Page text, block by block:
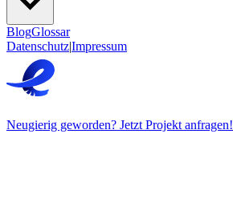
BlogGlossar
Datenschutz|Impressum
Neugierig geworden? Jetzt Projekt anfragen!